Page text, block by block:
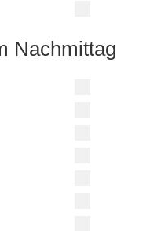
Nachmittag